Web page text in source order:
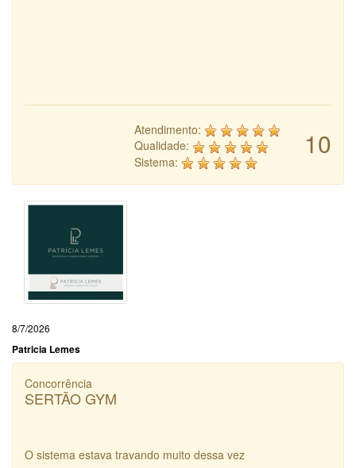
10
Atendimento:
Qualidade:
Sistema:
8/7/2026
Patricia Lemes
Concorrência
SERTÃO GYM
O sistema estava travando muito dessa vez